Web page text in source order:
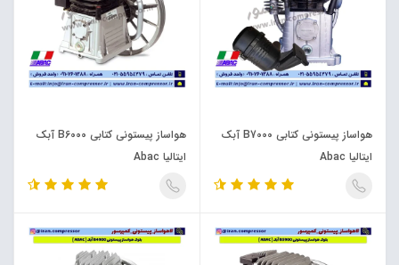
هواساز پیستونی کتابی B7000 آبک
ایتالیا Abac
هواساز پیستونی کتابی B6000 آبک
ایتالیا Abac